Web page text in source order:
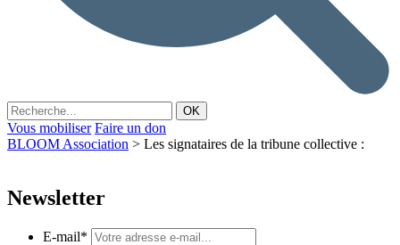
Vous mobiliser Faire un don
BLOOM Association > Les signataires de la tribune collective :
Newsletter
E-mail*